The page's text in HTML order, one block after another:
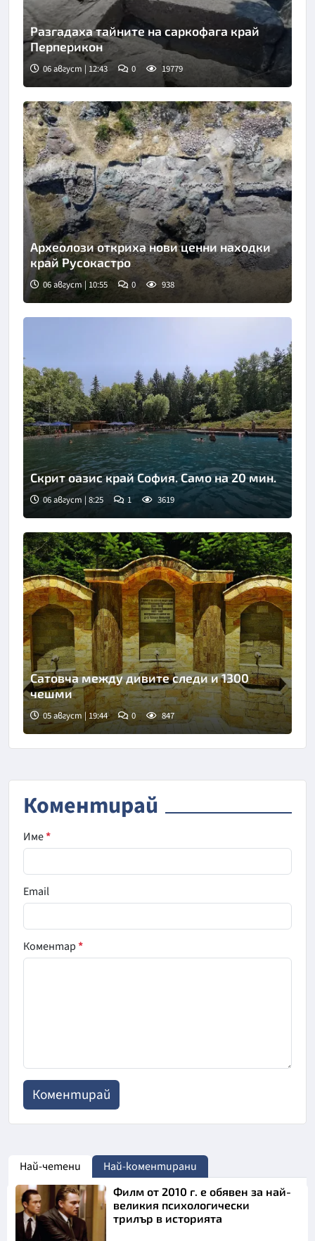
Снимка: Bulgaria ON AIR
Разгадаха тайните на саркофага край
Перперикон
06 август | 12:43 0 19779
Археолози откриха нови ценни находки
край Русокастро
06 август | 10:55 0 938
Скрит оазис край София. Само на 20 мин.
06 август | 8:25 1 3619
Сатовча между дивите следи и 1300
чешми
05 август | 19:44 0 847
Коментирай
Име*
Email
Коментар*
Най-четени Най-коментирани
Филм от 2010 г. е обявен за най-
великия психологически
трилър в историята